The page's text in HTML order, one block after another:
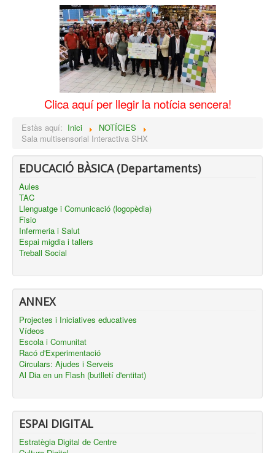
Clica aquí per llegir la notícia sencera!
Estàs aquí: Inici
NOTÍCIES
Sala multisensorial Interactiva SHX
EDUCACIÓ BÀSICA (Departaments)
Aules
TAC
Llenguatge i Comunicació (logopèdia)
Fisio
Infermeria i Salut
Espai migdia i tallers
Treball Social
ANNEX
Projectes i Iniciatives educatives
Vídeos
Escola i Comunitat
Racó d'Experimentació
Circulars: Ajudes i Serveis
Al Dia en un Flash (butlletí d'entitat)
ESPAI DIGITAL
Estratègia Digital de Centre